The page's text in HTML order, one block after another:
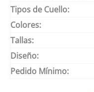
Tipos de Cuello:
Colores:
Tallas:
Diseño:
Pedido Mínimo: